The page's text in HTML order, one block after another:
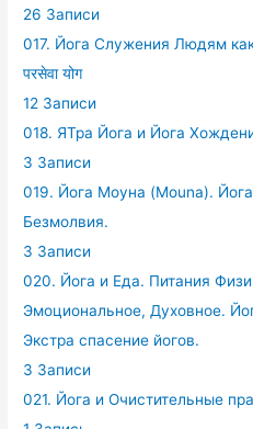
26 Записи
017. Йога Служения Людям
परसेवा योग
12 Записи
018. ЯТра Йога и Йога
3 Записи
019. Йога Моуна (Mouna).
Безмолвия.
3 Записи
020. Йога и Еда. Питания
Эмоциональное, Духовное.
Экстра спасение йогов.
3 Записи
021. Йога и Очистительные